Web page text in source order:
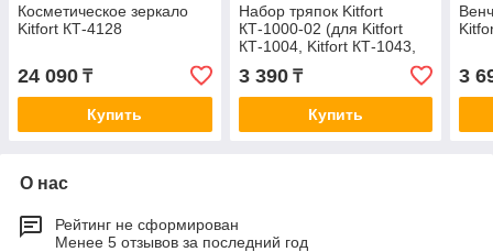
Косметическое зеркало
Kitfort КТ-4128
24 090 ₸
Купить
Набор тряпок Kitfort
КТ-1000-02 (для Kitfort
КТ-1004, Kitfort КТ-1043,
3 390₸
Купить
3
О нас
Рейтинг не сформирован
Менее 5 отзывов за последний год